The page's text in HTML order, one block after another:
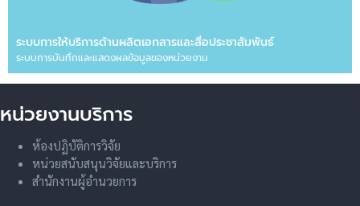
ระบบการให้บริการด้านผลิตเอกสารและสื่อประชาสัมพันธ์
ระบบการบันทึกและแสดงผลข้อมูลของหน่วยงาน
หน่วยงานบริการ
ห้องปฏิบัติการวิจัย
หน่วยสนับสนุนวิจัยและบริการ
สำนักงานผู้อำนวยการ